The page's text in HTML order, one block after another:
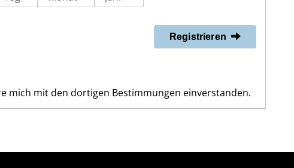
Registrieren
mich mit den dortigen Bestimmungen einverstanden.